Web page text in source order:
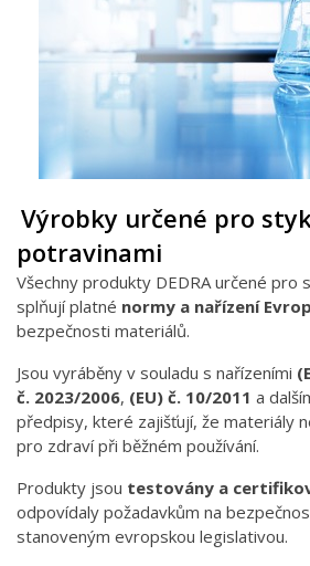
Výrobky určené pro
potravinami
Všechny produkty DEDRA určené pro
splňují platné normy a nařízení
bezpečnosti materiálů.
Jsou vyráběny v souladu s nařízeními
č. 2023/2006, (EU) č. 10/2011 a
předpisy, které zajišťují, že materiály
pro zdraví při běžném používání.
Produkty jsou testovány a
odpovídaly požadavkům na
stanoveným evropskou legislativou.